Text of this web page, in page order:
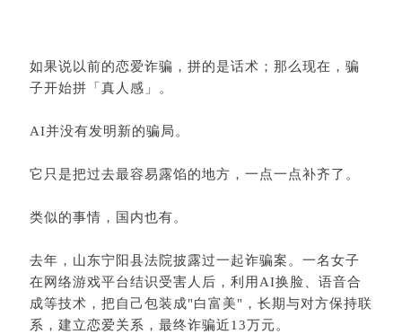
如果说以前的恋爱诈骗，拼的是话术；那么现在，骗
子开始拼「 真人感 」。
AI并没有发明新的骗局。
它只是把过去最容易露馅的地方，一点一点补齐了。
类似的事情，国内也有。
去年，山东宁阳县法院披露过一起诈骗案。一名女子
在网络游戏平台结识受害人后，利用AI换脸、语音合
成等技术，把自己包装成"白富美"，长期与对方保持联
系，建立恋爱关系，最终诈骗近13万元。